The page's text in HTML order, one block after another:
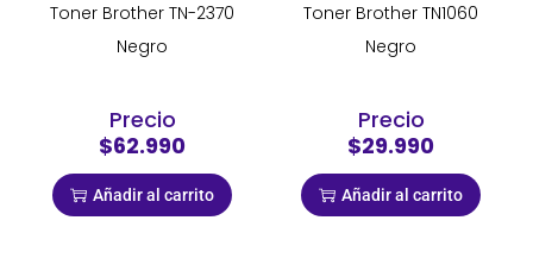
Toner Brother TN-2370
Negro
Precio
$62.990
Añadir al carrito
Toner Brother TN1060
Negro
Precio
$29.990
Añadir al carrito